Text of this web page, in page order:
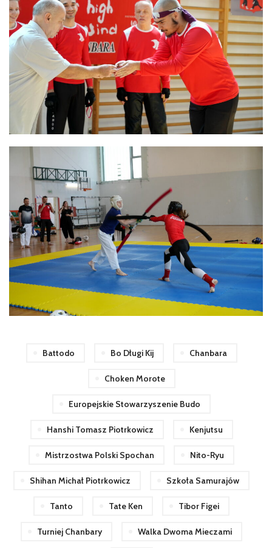
Battodo Bo Długi Kij Chanbara
Choken Morote
Europejskie Stowarzyszenie Budo
Hanshi Tomasz Piotrkowicz Kenjutsu
Mistrzostwa Polski Spochan Nito-Ryu
Shihan Michał Piotrkowicz Szkoła Samurajów
Tanto Tate Ken Tibor Figei
Turniej Chanbary Walka Dwoma Mieczami